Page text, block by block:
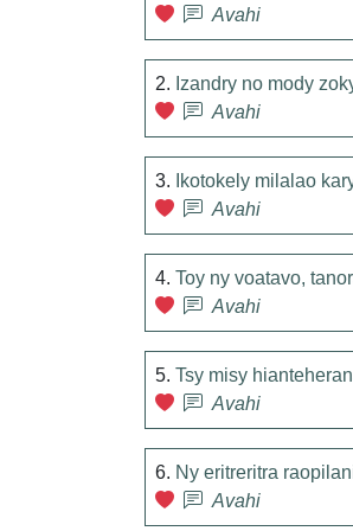
Avahi
2. Izandry no mody
Avahi
3.
Ikotokely milalao
Avahi
4. Toy ny voatavo,
Avahi
5. Tsy misy
Avahi
6. Ny eritreritra
Avahi